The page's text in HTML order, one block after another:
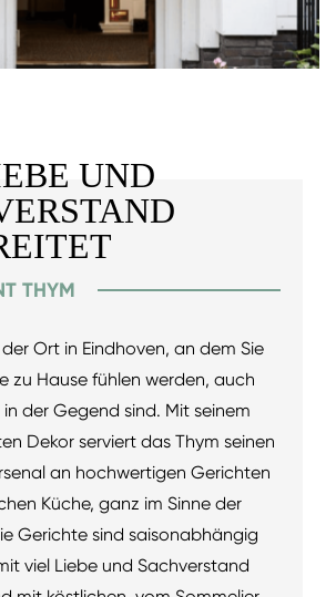
UND
THYM
Ort in Eindhoven, an dem Sie
zu Hause fühlen werden, auch
in der Gegend sind. Mit seinem
Dekor serviert das Thym seinen
an hochwertigen Gerichten
Küche, ganz im Sinne der
Gerichte sind saisonabhängig
viel Liebe und Sachverstand